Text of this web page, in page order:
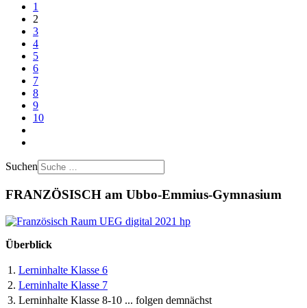
1
2
3
4
5
6
7
8
9
10
Suchen
FRANZÖSISCH am Ubbo-Emmius-Gymnasium
Überblick
1. Lerninhalte Klasse 6
2. Lerninhalte Klasse 7
3. Lerninhalte Klasse 8-10 ... folgen demnächst